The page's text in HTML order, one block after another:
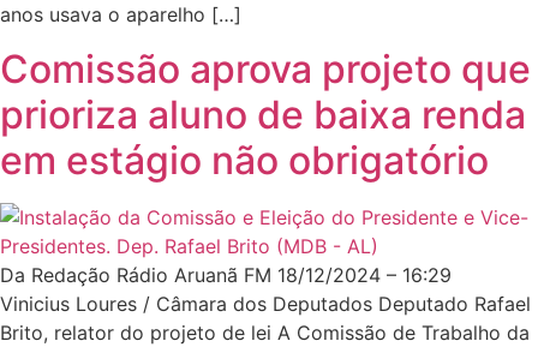
anos usava o aparelho […]
Comissão aprova projeto que
prioriza aluno de baixa renda
em estágio não obrigatório
Da Redação Rádio Aruanã FM 18/12/2024 – 16:29
Vinicius Loures / Câmara dos Deputados Deputado Rafael
Brito, relator do projeto de lei A Comissão de Trabalho da